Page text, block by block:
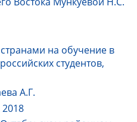
на обучение в
студентов,
А.Г.